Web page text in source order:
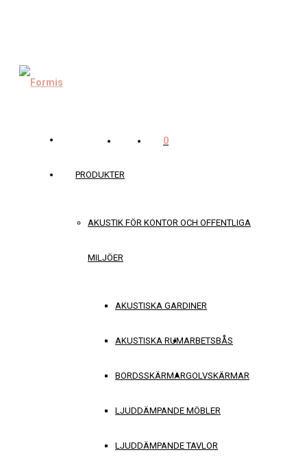
PRODUKTER
AKUSTIK FÖR KONTOR OCH OFFENTLIGA
MILJÖER
AKUSTISKA GARDINER
AKUSTISKA RUMARBETSBÅS
BORDSSKÄRMARGOLVSKÄRMAR
LJUDDÄMPANDE MÖBLER
LJUDDÄMPANDE TAVLOR
0